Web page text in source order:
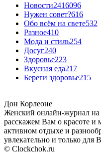
Новости2416096
Нужен совет?616
Обо всём на свете532
Разное410
Мода и стиль254
Досуг240
Здоровье223
Вкусная еда217
Береги здоровье215
Дон Корлеоне
Женский онлайн-журнал
расскажем Вам о красоте и
активном отдыхе и
увлекательно и только для
© Clockchok.ru